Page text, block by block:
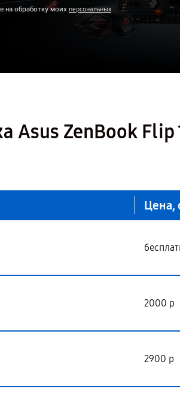
на обработку моих персональных
Asus ZenBook Flip
Цена,
2000 р
2900 р